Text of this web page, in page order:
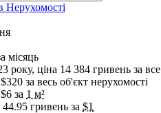
Нерухомості
місяць
року, ціна 14 384 гривень за все
за весь об'єкт нерухомості
за 1 м²
гривень за $1